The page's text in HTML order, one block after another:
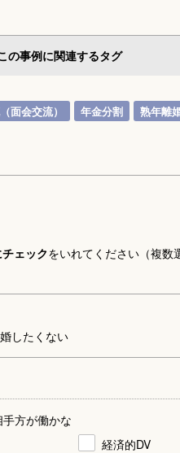
の事例に関連するタグ
面会交流） 年金分割 熟年離
ェックをいれてください（複数
したくない
手方が働かな
経済的DV